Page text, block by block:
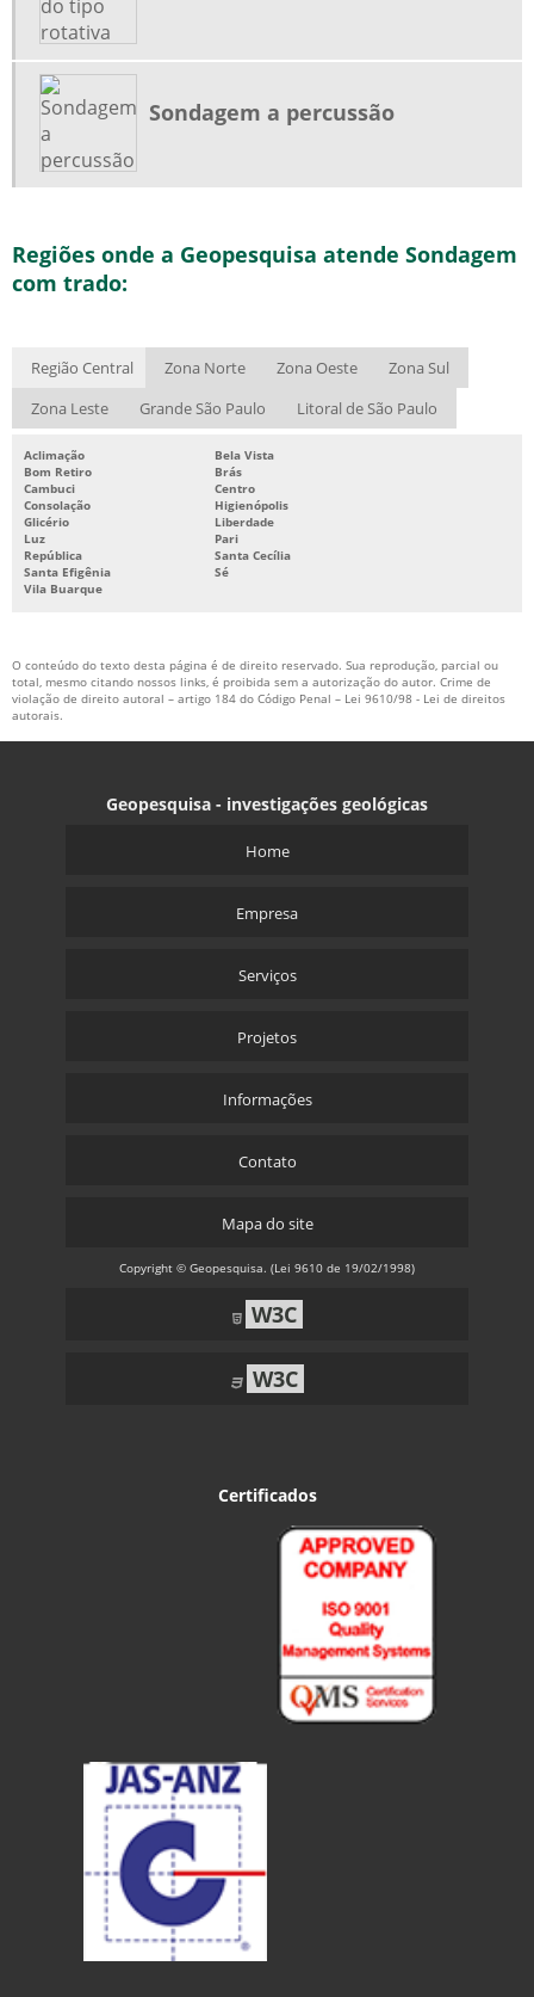
Sondagem a percussão
Regiões onde a Geopesquisa atende Sondagem
com trado:
Região Central Zona Norte Zona Oeste
Zona Sul
Zona Leste
Grande São Paulo Litoral de São Paulo
Aclimação
Bela Vista
Bom Retiro
Brás
Cambuci
Centro
Consolação
Higienópolis
Glicério
Liberdade
Luz
Pari
República
Santa Cecília
Santa Efigênia
Sé
Vila Buarque
O conteúdo do texto desta página é de direito reservado. Sua reprodução, parcial ou
total, mesmo citando nossos links, é proibida sem a autorização do autor. Crime de
violação de direito autoral – artigo 184 do Código Penal – Lei 9610/98 - Lei de direitos
autorais.
Geopesquisa - investigações geológicas
Home
Empresa
Serviços
Projetos
Informações
Contato
Mapa do site
Copyright © Geopesquisa. (Lei 9610 de 19/02/1998)
W3C
W3C
Certificados